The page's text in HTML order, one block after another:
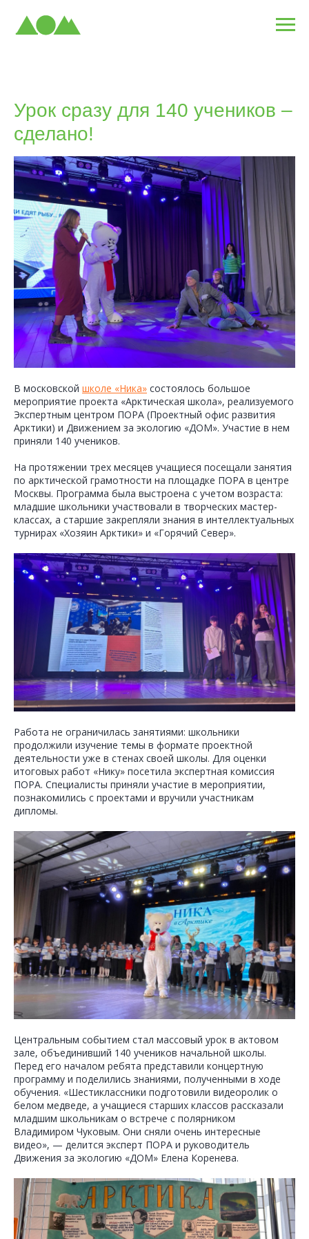
Урок сразу для 140 учеников –
сделано!
В московской школе «Ника» состоялось большое
мероприятие проекта «Арктическая школа», реализуемого
Экспертным центром ПОРА (Проектный офис развития
Арктики) и Движением за экологию «ДОМ». Участие в нем
приняли 140 учеников.
На протяжении трех месяцев учащиеся посещали занятия
по арктической грамотности на площадке ПОРА в центре
Москвы. Программа была выстроена с учетом возраста:
младшие школьники участвовали в творческих мастер-
классах, а старшие закрепляли знания в интеллектуальных
турнирах «Хозяин Арктики» и «Горячий Север».
Работа не ограничилась занятиями: школьники
продолжили изучение темы в формате проектной
деятельности уже в стенах своей школы. Для оценки
итоговых работ «Нику» посетила экспертная комиссия
ПОРА. Специалисты приняли участие в мероприятии,
познакомились с проектами и вручили участникам
дипломы.
Центральным событием стал массовый урок в актовом
зале, объединивший 140 учеников начальной школы.
Перед его началом ребята представили концертную
программу и поделились знаниями, полученными в ходе
обучения. «Шестиклассники подготовили видеоролик о
белом медведе, а учащиеся старших классов рассказали
младшим школьникам о встрече с полярником
Владимиром Чуковым. Они сняли очень интересные
видео», — делится эксперт ПОРА и руководитель
Движения за экологию «ДОМ» Елена Коренева.